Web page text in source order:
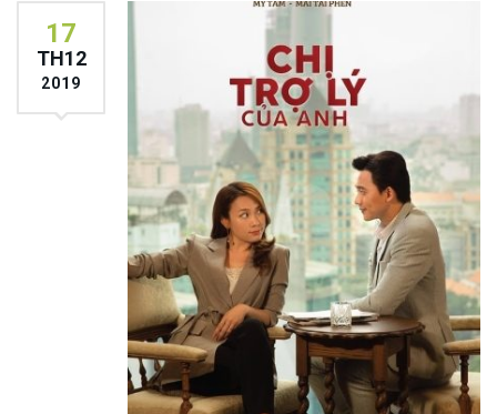
17
TH12
2019